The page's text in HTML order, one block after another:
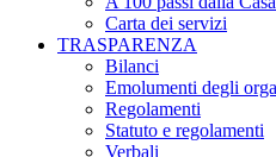
Carta dei servizi
TRASPARENZA
Bilanci
Emolumenti degli
Regolamenti
Statuto e regolamenti
Verbali